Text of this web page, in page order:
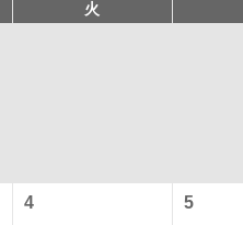
火
4 5